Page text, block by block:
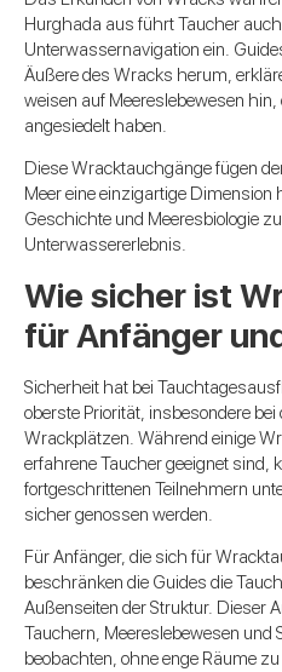
Hurghada aus führt Taucher
Unterwassernavigation ein.
Äußere des Wracks herum,
weisen auf Meereslebewesen
angesiedelt haben.
Diese Wracktauchgänge fügen
Meer eine einzigartige Dimension
Geschichte und Meeresbiologie
Unterwassererlebnis.
Wie sicher ist
für Anfänger
Sicherheit hat bei
oberste Priorität, insbesondere bei
Wrackplätzen. Während einige
erfahrene Taucher geeignet sind,
fortgeschrittenen Teilnehmern
sicher genossen werden.
Für Anfänger, die sich für
beschränken die Guides die
Außenseiten der Struktur. Dieser
Tauchern, Meereslebewesen und
beobachten, ohne enge Räume